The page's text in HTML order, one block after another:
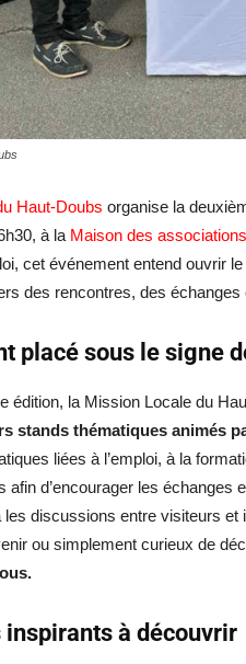
Haut-Doubs organise la
à la Maison des
cet événement entend ouvrir
des rencontres, des
placé sous le signe
édition, la Mission Locale du
stands thématiques animés
liées à l’emploi, à la
afin d’encourager les échanges
discussions entre visiteurs et
ou simplement curieux de
inspirants à découvrir